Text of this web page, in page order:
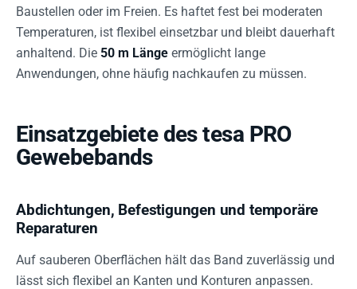
Baustellen oder im Freien. Es haftet fest bei moderaten
Temperaturen, ist flexibel einsetzbar und bleibt dauerhaft
anhaltend. Die 50 m Länge ermöglicht lange
Anwendungen, ohne häufig nachkaufen zu müssen.
Einsatzgebiete des tesa PRO
Gewebebands
Abdichtungen, Befestigungen und temporäre
Reparaturen
Auf sauberen Oberflächen hält das Band zuverlässig und
lässt sich flexibel an Kanten und Konturen anpassen.